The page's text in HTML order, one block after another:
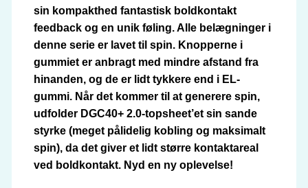
sin kompakthed fantastisk boldkontakt
feedback og en unik føling. Alle belægninger i
denne serie er lavet til spin. Knopperne i
gummiet er anbragt med mindre afstand fra
hinanden, og de er lidt tykkere end i EL-
gummi. Når det kommer til at generere spin,
udfolder DGC40+ 2.0-topsheet’et sin sande
styrke (meget pålidelig kobling og maksimalt
spin), da det giver et lidt større kontaktareal
ved boldkontakt. Nyd en ny oplevelse!